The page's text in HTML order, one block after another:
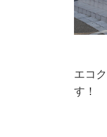
エコ
す！